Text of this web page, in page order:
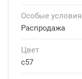
Особые условия
Распродажа
Цвет
с57